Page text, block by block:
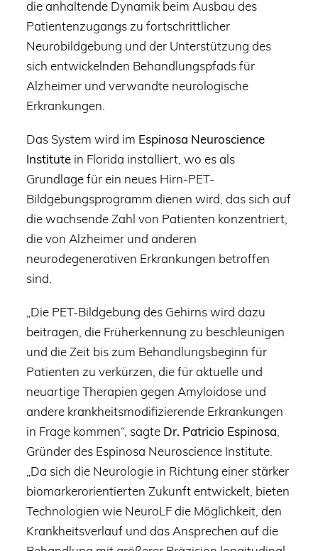
die anhaltende Dynamik beim Ausbau des
Patientenzugangs zu fortschrittlicher
Neurobildgebung und der Unterstützung des
sich entwickelnden Behandlungspfads für
Alzheimer und verwandte neurologische
Erkrankungen.
Das System wird im Espinosa Neuroscience
Institute in Florida installiert, wo es als
Grundlage für ein neues Hirn-PET-
Bildgebungsprogramm dienen wird, das sich auf
die wachsende Zahl von Patienten konzentriert,
die von Alzheimer und anderen
neurodegenerativen Erkrankungen betroffen
sind.
„Die PET-Bildgebung des Gehirns wird dazu
beitragen, die Früherkennung zu beschleunigen
und die Zeit bis zum Behandlungsbeginn für
Patienten zu verkürzen, die für aktuelle und
neuartige Therapien gegen Amyloidose und
andere krankheitsmodifizierende Erkrankungen
in Frage kommen“, sagte Dr. Patricio Espinosa,
Gründer des Espinosa Neuroscience Institute.
„Da sich die Neurologie in Richtung einer stärker
biomarkerorientierten Zukunft entwickelt, bieten
Technologien wie NeuroLF die Möglichkeit, den
Krankheitsverlauf und das Ansprechen auf die